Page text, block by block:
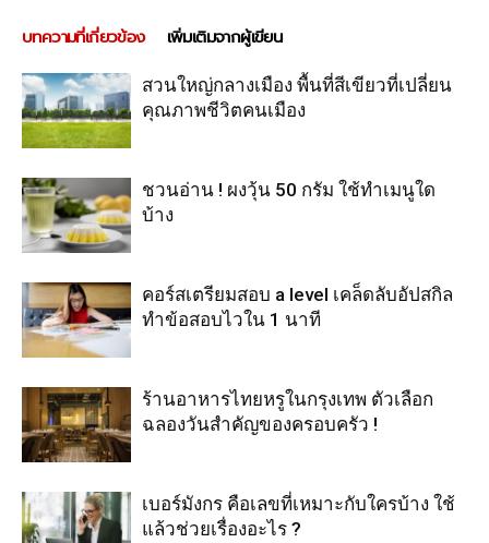
บทความที่เกี่ยวข้อง เพิ่มเติมจากผู้เขียน
สวนใหญ่กลางเมือง พื้นที่สีเขียวที่เปลี่ยน
คุณภาพชีวิตคนเมือง
ชวนอ่าน ! ผงวุ้น 50 กรัม ใช้ทำเมนูใด
บ้าง
คอร์สเตรียมสอบ a level เคล็ดลับอัปสกิล
ทำข้อสอบไวใน 1 นาที
ร้านอาหารไทยหรูในกรุงเทพ ตัวเลือก
ฉลองวันสำคัญของครอบครัว !
เบอร์มังกร คือเลขที่เหมาะกับใครบ้าง ใช้
แล้วช่วยเรื่องอะไร ?